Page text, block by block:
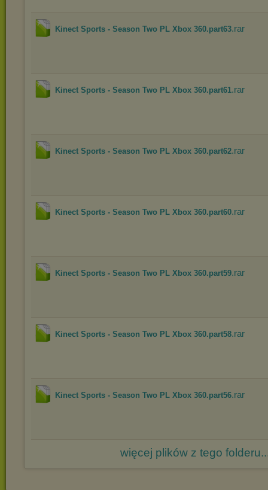
Kinect Sports - Season Two PL Xbox 360.part63.rar
Kinect Sports - Season Two PL Xbox 360.part61.rar
Kinect Sports - Season Two PL Xbox 360.part62.rar
Kinect Sports - Season Two PL Xbox 360.part60.rar
Kinect Sports - Season Two PL Xbox 360.part59.rar
Kinect Sports - Season Two PL Xbox 360.part58.rar
Kinect Sports - Season Two PL Xbox 360.part56.rar
więcej plików z tego